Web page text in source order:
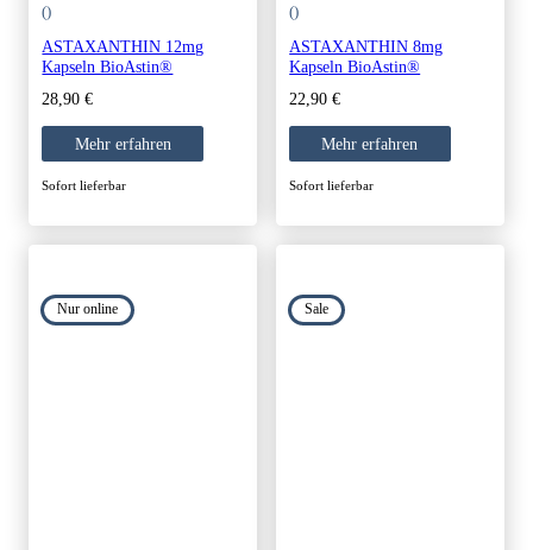
()
ASTAXANTHIN 12mg
Kapseln BioAstin®
28,90€
Mehr erfahren
Sofort lieferbar
()
ASTAXANTHIN 8mg
Kapseln BioAstin®
22,90€
Mehr erfahren
Sofort lieferbar
Nur online Sale